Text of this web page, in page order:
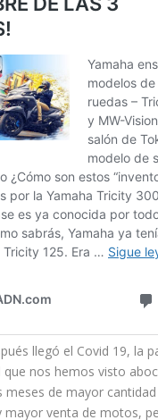
llegó el Covid 19, la
nos hemos visto
meses de mayor
mayor venta de motos,